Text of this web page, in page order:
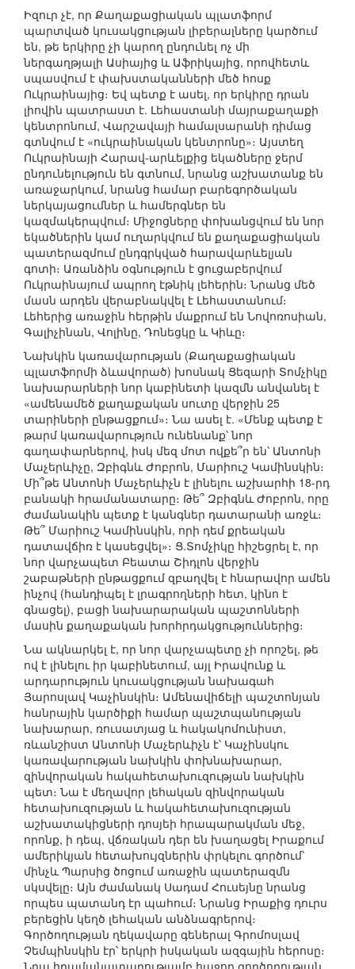
Իզուր չէ, որ Քաղաքացիական պլատֆորմ
պարտված կուսակցության լիբերալները կարծում
են, թե երկիրը չի կարող ընդունել ոչ մի
ներգաղթյալի Ասիայից և Աֆրիկայից, որովհետև
սպասվում է փախստականների մեծ հոսք
Ուկրաինայից։ Եվ պետք է ասել, որ երկիրը դրան
լիովին պատրաստ է. Լեհաստանի մայրաքաղաքի
կենտրոնում, Վարշավայի համալսարանի դիմաց
գտնվում է «ուկրաինական կենտրոնը»։ Այստեղ
Ուկրաինայի Հարավ-արևելքից եկածները ջերմ
ընդունելություն են գտնում, նրանց աշխատանք են
առաջարկում, նրանց համար բարեգործական
ներկայացումներ և համերգներ են
կազմակերպվում։ Միջոցները փոխանցվում են նոր
եկածներին կամ ուղարկվում են քաղաքացիական
պատերազմում ընդգրկված հարավարևելյան
գոտի։ Առանձին օգնություն է ցուցաբերվում
Ուկրաինայում ապրող էթնիկ լեհերին։ Նրանց մեծ
մասն արդեն վերաբնակվել է Լեհաստանում։
Լեհերից առաջին հերթին մաքրում են Նովոռոսիան,
Գալիչինան, Վոլինը, Դոնեցկը և Կիևը։
Նախկին կառավարության (Քաղաքացիական
պլատֆորմի ձևավորած) խոսնակ Ցեզարի Տոմչիկը
նախարարների նոր կաբինետի կազմն անվանել է
«ամենամեծ քաղաքական սուտը վերջին 25
տարիների ընթացքում»։ Նա ասել է. «Մենք պետք է
թարմ կառավարություն ունենանք՝ նոր
գաղափարներով, իսկ մեզ մոտ ովքե՞ր են՝ Անտոնի
Մաչերևիչը, Զբիգնև Ժոբրոն, Մարիուշ Կամինսկին։
Մի՞թե Անտոնի Մաչերևիչն է լինելու աշխարհի 18-րդ
բանակի հրամանատարը։ Թե՞ Զբիգնև Ժոբրոն, որը
ժամանակին պետք է կանգներ դատարանի առջև։
Թե՞ Մարիուշ Կամինսկին, որի դեմ քրեական
դատավճիռ է կասեցվել»։ Ց.Տոմչիկը հիշեցրել է, որ
նոր վարչապետ Բեատա Շիդլոն վերջին
շաբաթների ընթացքում զբաղվել է հնարավոր ամեն
ինչով (հանդիպել է լրագրողների հետ, կինո է
գնացել), բացի նախարարական պաշտոնների
մասին քաղաքական խորհրդակցություններից։
Նա ակնարկել է, որ նոր վարչապետը չի որոշել, թե
ով է լինելու իր կաբինետում, այլ Իրավունք և
արդարություն կուսակցության նախագահ
Յարոսլավ Կաչինսկին։ Ամենավիճելի պաշտոնյան
հանրային կարծիքի համար պաշտպանության
նախարար, ռուսատյաց և հակակոմունիստ,
ռևանշիստ Անտոնի Մաչերևիչն է՝ Կաչինսկու
կառավարության նախկին փոխնախարար,
զինվորական հակահետախուզության նախկին
պետ։ Նա է մեղավոր լեհական զինվորական
հետախուզության և հակահետախուզության
աշխատակիցների դոսյեի հրապարակման մեջ,
որոնք, ի դեպ, վճռական դեր են խաղացել Իրաքում
ամերիկյան հետախույզներին փրկելու գործում՝
մինչև Պարսից ծոցում առաջին պատերազմն
սկսվելը։ Այն ժամանակ Սադամ Հուսեյնը նրանց
որպես պատանդ էր պահում։ Նրանց Իրաքից դուրս
բերեցին կեղծ լեհական անձնագրերով։
Գործողության ղեկավարը գեներալ Գրոմոսլավ
Չեմպինսկին էր՝ երկրի իսկական ազգային հերոսը։